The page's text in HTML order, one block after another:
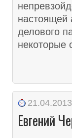
настоящей
делового
некоторые
21.04.2013
Евгений